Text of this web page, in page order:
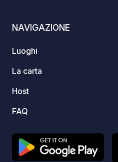
NAVIGAZIONE
Luoghi
La carta
Host
FAQ